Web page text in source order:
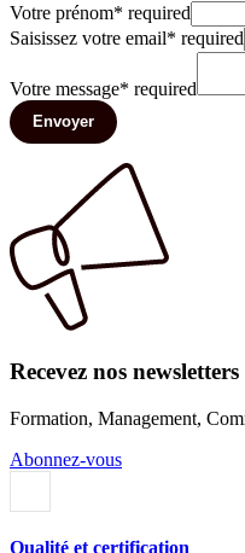
Votre prénom* required
Saisissez votre email* required
Votre message* required
Envoyer
Recevez nos newsletters
Formation, Management,
Abonnez-vous
Qualité et certification